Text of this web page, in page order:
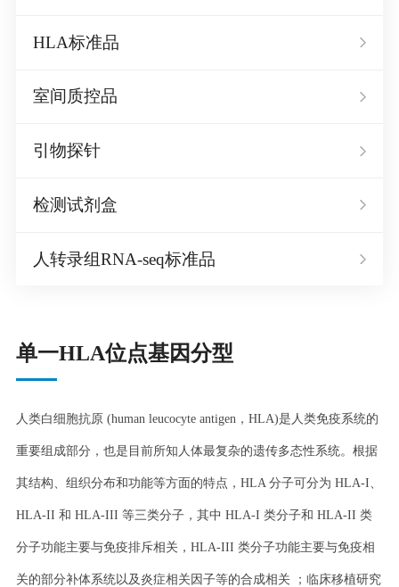
HLA标准品
室间质控品
引物探针
检测试剂盒
人转录组RNA-seq标准品
单一HLA位点基因分型
人类白细胞抗原 (human leucocyte antigen，HLA)是人类免疫系统的
重要组成部分，也是目前所知人体最复杂的遗传多态性系统。根据
其结构、组织分布和功能等方面的特点，HLA 分子可分为 HLA-I、
HLA-II 和 HLA-III 等三类分子，其中 HLA-I 类分子和 HLA-II 类
分子功能主要与免疫排斥相关，HLA-III 类分子功能主要与免疫相
关的部分补体系统以及炎症相关因子等的合成相关 ；临床移植研究